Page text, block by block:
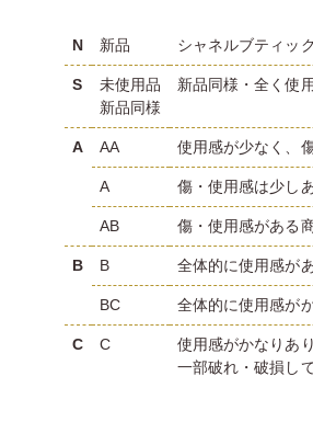
N 新品 シャネルブティッ
S
未使用品
新品同様
新品同様・全く使
A AA 使用感が少なく、
A 傷・使用感は少し
AB 傷・使用感がある
B B 全体的に使用感が
BC 全体的に使用感が
C C
使用感がかなりあ
一部破れ・破損し